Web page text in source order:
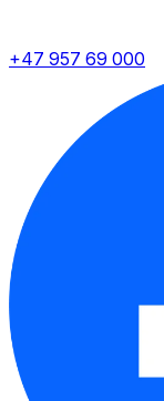
+47 957 69 000